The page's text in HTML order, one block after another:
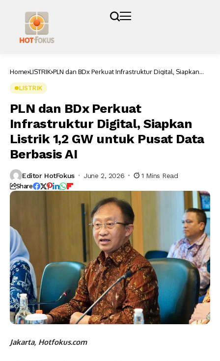
Home LISTRIK PLN dan BDx Perkuat Infrastruktur Digital, Siapkan
LISTRIK
PLN dan BDx Perkuat
Infrastruktur Digital, Siapkan
Listrik 1,2 GW untuk Pusat Data
Berbasis AI
Editor HotFokus June 2, 2026 1 Mins Read
Share
Jakarta, Hotfokus.com